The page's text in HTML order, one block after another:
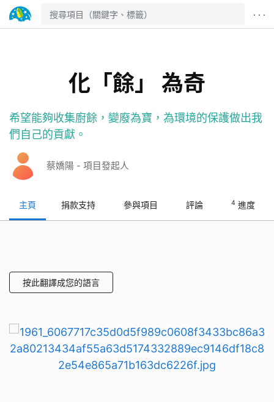
· · ·
化「餘」 為奇
希望能夠收集廚餘，變廢為寶，為環境的保護做出我
們自己的貢獻。
蔡嬌陽 - 項目發起人
主頁 捐款支持 參與項目 評論 4 進度
按此翻譯成您的語言